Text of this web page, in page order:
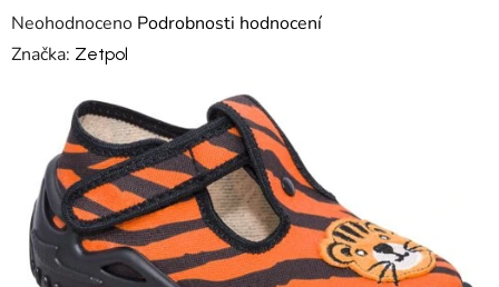
Průměrné hodnocení produktu je 0,0 z 5 hvězdiček.
Neohodnoceno Podrobnosti hodnocení
Značka: Zetpol